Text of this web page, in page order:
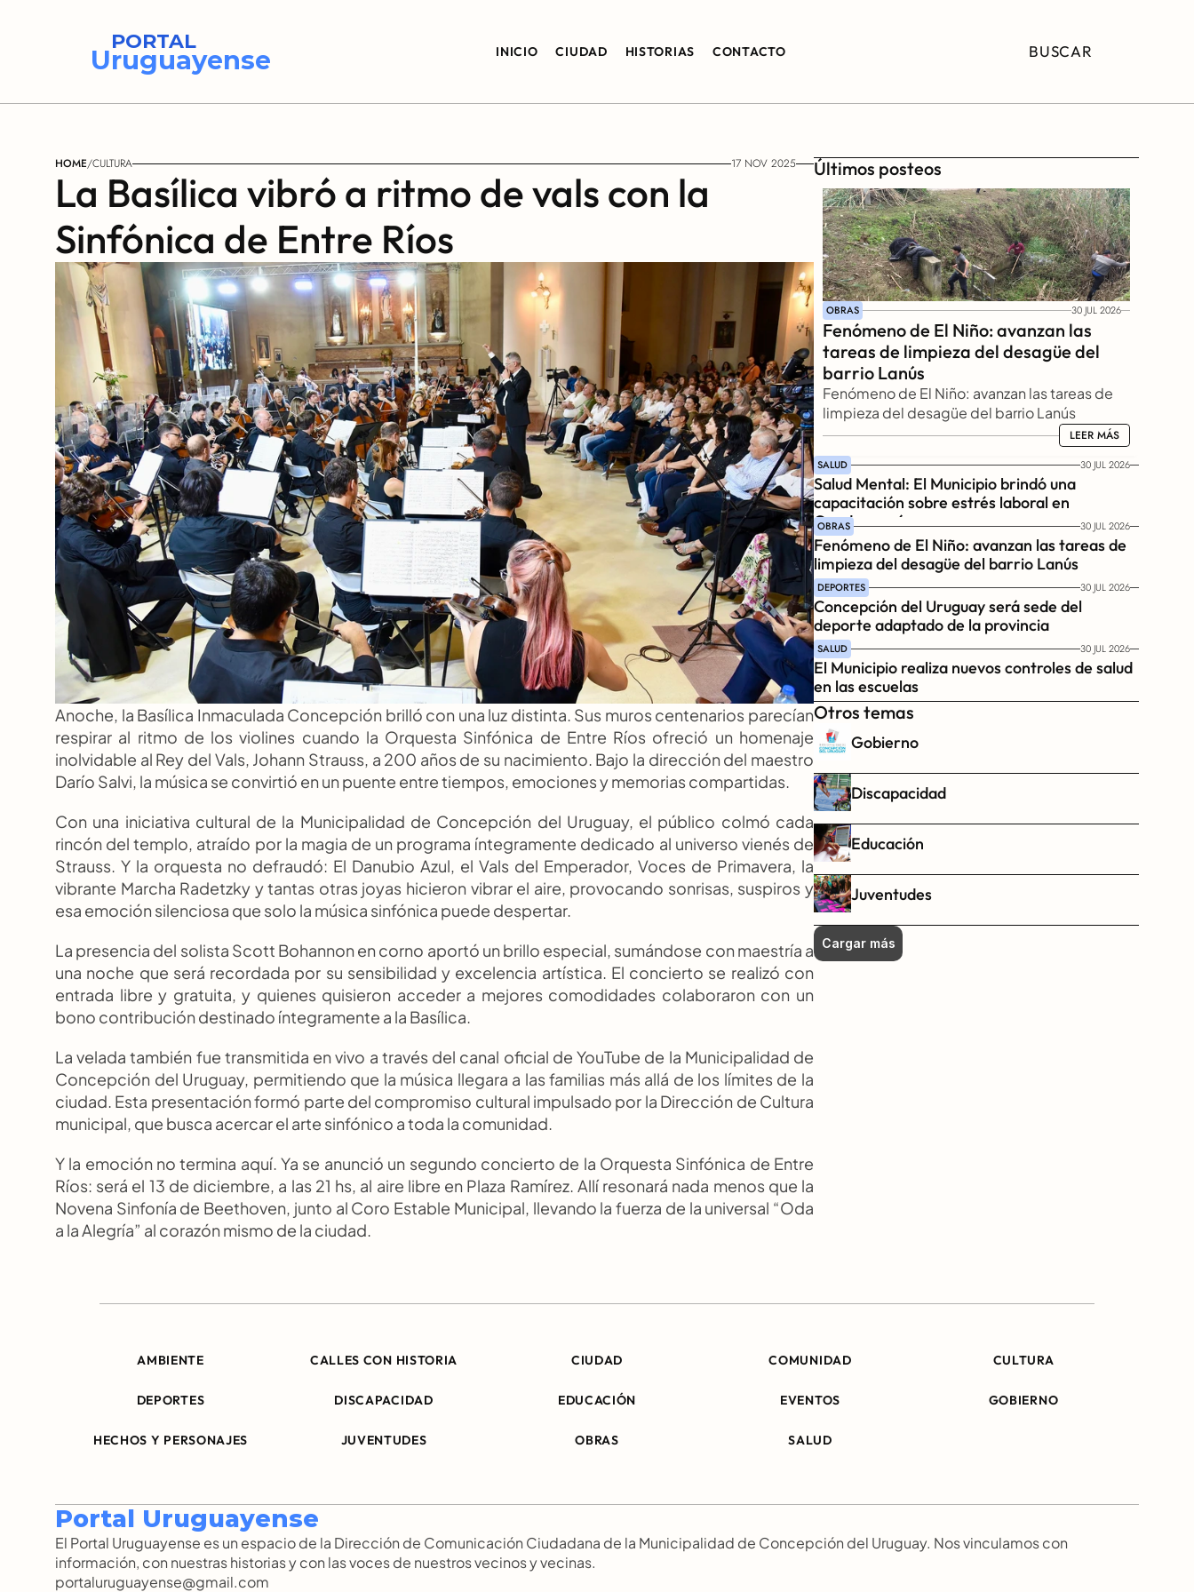
PORTAL
Uruguayense INICIO CIUDAD HISTORIAS CONTACTO BUSCAR
HOME/CULTURA 17 NOV 2025
La Basílica vibró a ritmo de vals con la
Sinfónica de Entre Ríos
Anoche, la Basílica Inmaculada Concepción brilló con una luz distinta. Sus muros centenarios parecían
respirar al ritmo de los violines cuando la Orquesta Sinfónica de Entre Ríos ofreció un homenaje
inolvidable al Rey del Vals, Johann Strauss, a 200 años de su nacimiento. Bajo la dirección del maestro
Darío Salvi, la música se convirtió en un puente entre tiempos, emociones y memorias compartidas.
Con una iniciativa cultural de la Municipalidad de Concepción del Uruguay, el público colmó cada
rincón del templo, atraído por la magia de un programa íntegramente dedicado al universo vienés de
Strauss. Y la orquesta no defraudó: El Danubio Azul, el Vals del Emperador, Voces de Primavera, la
vibrante Marcha Radetzky y tantas otras joyas hicieron vibrar el aire, provocando sonrisas, suspiros y
esa emoción silenciosa que solo la música sinfónica puede despertar.
La presencia del solista Scott Bohannon en corno aportó un brillo especial, sumándose con maestría a
una noche que será recordada por su sensibilidad y excelencia artística. El concierto se realizó con
entrada libre y gratuita, y quienes quisieron acceder a mejores comodidades colaboraron con un
bono contribución destinado íntegramente a la Basílica.
La velada también fue transmitida en vivo a través del canal oficial de YouTube de la Municipalidad de
Concepción del Uruguay, permitiendo que la música llegara a las familias más allá de los límites de la
ciudad. Esta presentación formó parte del compromiso cultural impulsado por la Dirección de Cultura
municipal, que busca acercar el arte sinfónico a toda la comunidad.
Y la emoción no termina aquí. Ya se anunció un segundo concierto de la Orquesta Sinfónica de Entre
Ríos: será el 13 de diciembre, a las 21 hs, al aire libre en Plaza Ramírez. Allí resonará nada menos que la
Novena Sinfonía de Beethoven, junto al Coro Estable Municipal, llevando la fuerza de la universal “Oda
a la Alegría” al corazón mismo de la ciudad.
Últimos posteos
OBRAS 30 JUL 2026
Fenómeno de El Niño: avanzan las
tareas de limpieza del desagüe del
barrio Lanús
Fenómeno de El Niño: avanzan las tareas de
limpieza del desagüe del barrio Lanús
LEER MÁS
LEER MÁS
SALUD 30 JUL 2026
Salud Mental: El Municipio brindó una
capacitación sobre estrés laboral en
Gendarmería
OBRAS 30 JUL 2026
Fenómeno de El Niño: avanzan las tareas de
limpieza del desagüe del barrio Lanús
DEPORTES 30 JUL 2026
Concepción del Uruguay será sede del
deporte adaptado de la provincia
SALUD 30 JUL 2026
El Municipio realiza nuevos controles de salud
en las escuelas
Otros temas
Gobierno
Discapacidad
Educación
Juventudes
Cargar más
AMBIENTE CALLES CON HISTORIA CIUDAD COMUNIDAD CULTURA
DEPORTES DISCAPACIDAD EDUCACIÓN EVENTOS GOBIERNO
HECHOS Y PERSONAJES JUVENTUDES OBRAS SALUD
Portal Uruguayense
El Portal Uruguayense es un espacio de la Dirección de Comunicación Ciudadana de la Municipalidad de Concepción del Uruguay. Nos vinculamos con
información, con nuestras historias y con las voces de nuestros vecinos y vecinas.
portaluruguayense@gmail.com